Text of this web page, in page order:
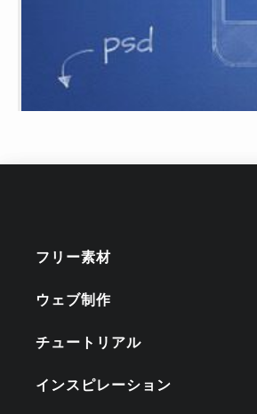
フリー素材
ウェブ制作
チュートリアル
インスピレーション